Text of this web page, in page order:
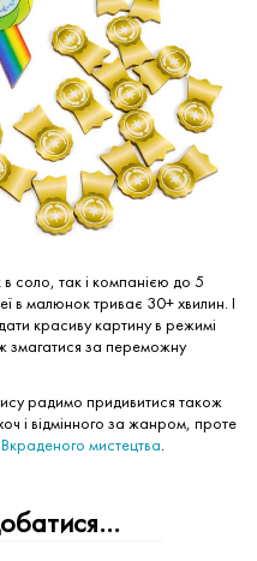
соло, так і компанією до 5
в малюнок триває 30+ хвилин. І
красиву картину в режимі
змагатися за переможну
радимо придивитися також
і відмінного за жанром, проте
Вкраденого мистецтва.